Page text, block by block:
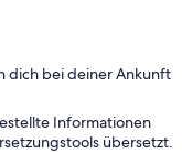
dich bei deiner Ankunft
Informationen
übersetzt.